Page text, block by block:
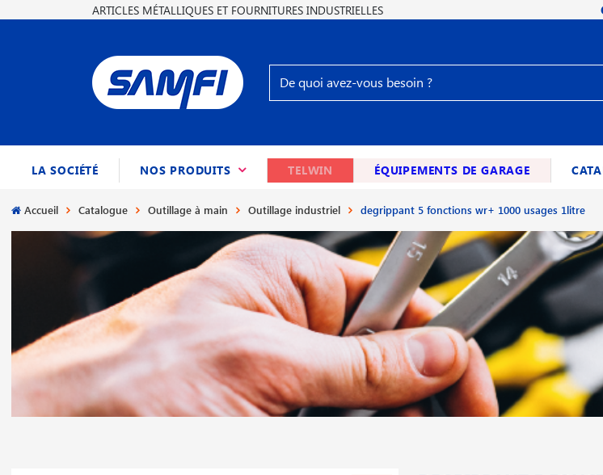
ARTICLES MÉTALLIQUES ET FOURNITURES INDUSTRIELLES
LA SOCIÉTÉ NOS PRODUITS (CURRENT)TELWIN ÉQUIPEMENTS DE GARAGE
Accueil Catalogue Outillage à main Outillage industriel degrippant 5 fonctions wr+ 1000 usages 1litre